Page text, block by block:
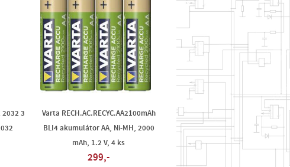
2032 3
Varta RECH.AC.RECYC.AA2100mAh
BLI4 akumulátor AA, Ni-MH, 2000
mAh, 1.2 V, 4 ks
299,-